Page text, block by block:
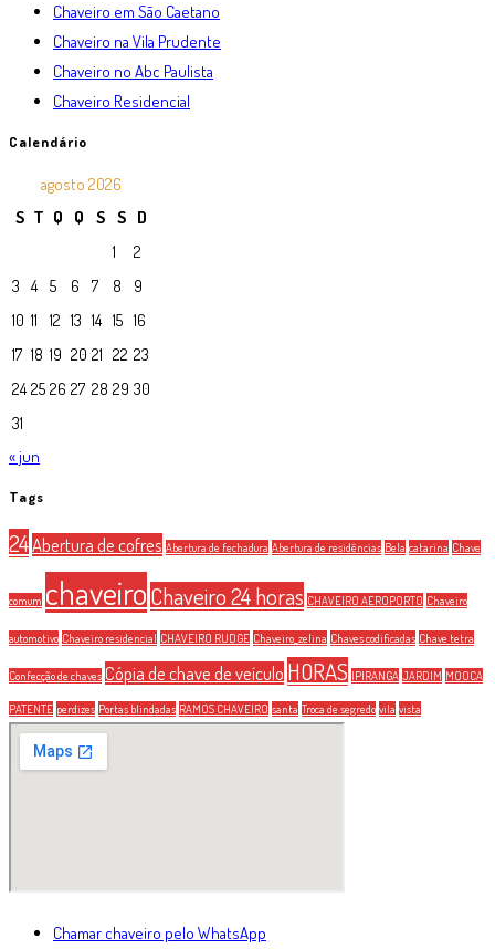
Chaveiro em São Caetano
Chaveiro na Vila Prudente
Chaveiro no Abc Paulista
Chaveiro Residencial
Calendário
agosto 2026
S T Q Q S S
D
1
2
3 4 5 6 7 8
9
10 11 12 13 14 15 16
17 18 19 20 21 22 23
24 25 26 27 28 29 30
31
« jun
Tags
24Abertura de cofres Abertura de fechadura Abertura de residências Bela catarina Chave
comum chaveiroChaveiro 24 horas CHAVEIRO AEROPORTO Chaveiro
automotivo Chaveiro residencial CHAVEIRO RUDGE Chaveiro_zelina Chaves codificadas Chave tetra
Confecção de chaves Cópia de chave de veículo HORAS IPIRANGA JARDIM MOOCA
PATENTE perdizes Portas blindadas RAMOS CHAVEIRO santa Troca de segredo vila vista
Chamar chaveiro pelo WhatsApp